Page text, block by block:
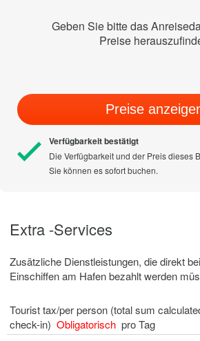
Geben Sie bitte das
Preise
Preise
Verfügbarkeit bestätigt
Die Verfügbarkeit und der Preis dieses
Sie können es sofort buchen.
Extra -Services
Zusätzliche Dienstleistungen, die direkt
Einschiffen am Hafen bezahlt werden
Tourist tax/per person (total sum
check-in) Obligatorisch pro Tag